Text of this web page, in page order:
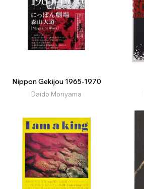
Nippon Gekijou 1965-1970
Daido Moriyama